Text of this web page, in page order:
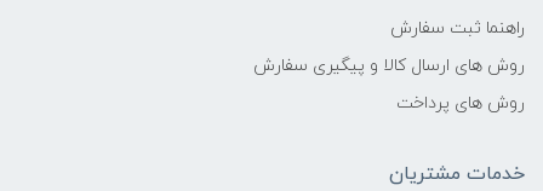
راهنما ثبت سفارش
روش های ارسال کالا و پیگیری سفارش
روش های پرداخت
خدمات مشتریان